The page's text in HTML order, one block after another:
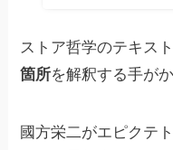
ストア哲学のテキス
箇所を解釈する手が
國方栄二がエピクテ